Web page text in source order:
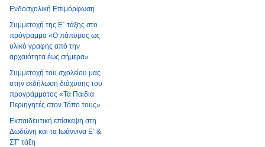
Ενδοσχολική Επιμόρφωση
Συμμετοχή της Ε΄ τάξης στο
πρόγραμμα «Ο πάπυρος ως
υλικό γραφής από την
αρχαιότητα έως σήμερα»
Συμμετοχή του σχολείου μας
στην εκδήλωση διάχυσης του
προγράμματος «Τα Παιδιά
Περιηγητές στον Τόπο τους»
Εκπαιδευτική επίσκεψη στη
Δωδώνη και τα Ιωάννινα Ε’ &
ΣΤ’ τάξη